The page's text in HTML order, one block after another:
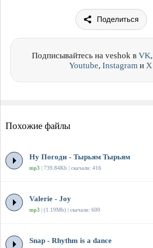
Поделиться
Подписывайтесь на veshok в VK,
Youtube, Instagram и X
Похожие файлы
Ну Погоди - Тырьям Тырьям
mp3 | 739.84Kb | скачали: 416
Valerie - Joy
mp3 | (1.19Mb) | скачали: 600
Snap - Rhythm is a dance